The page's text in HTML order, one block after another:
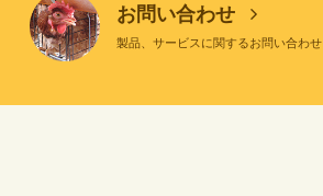
お問い合わせ
製品、サービスに関するお問い合わせ